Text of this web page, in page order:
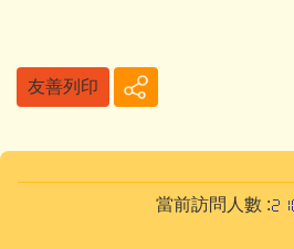
友善列印
當前訪問人數 :